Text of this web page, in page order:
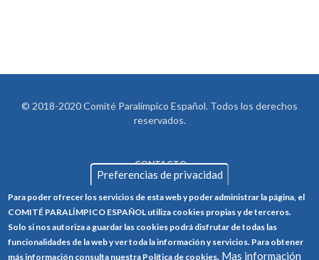
© 2018-2020 Comité Paralímpico Español. Todos los derechos
reservados.
FOOTER
CONTACTO
POLÍTICA DE PRIVACIDAD
POLÍTICA DE COOKIES
CANAL ÉTICO
Preferencias de privacidad
Para poder ofrecer los servicios de esta web y poder administrar la página, el
COMITÉ PARALÍMPICO ESPAÑOL utiliza cookies propias y de terceros.
Solo si nos autoriza a guardar las cookies podrá disfrutar de todas las
funcionalidades de la web y ver toda la información y servicios. Para obtener
más información consulta nuestra Política de cookies. Mas información